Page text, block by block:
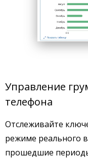
Управление
телефона
Отслеживайте
режиме реального
прошедшие